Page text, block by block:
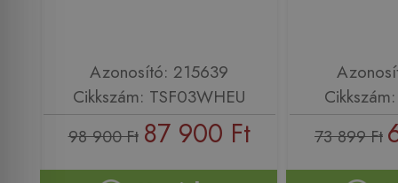
Azonosító: 215639
Cikkszám: TSF03WHEU
98 900 Ft 87 900 Ft 73 899 Ft